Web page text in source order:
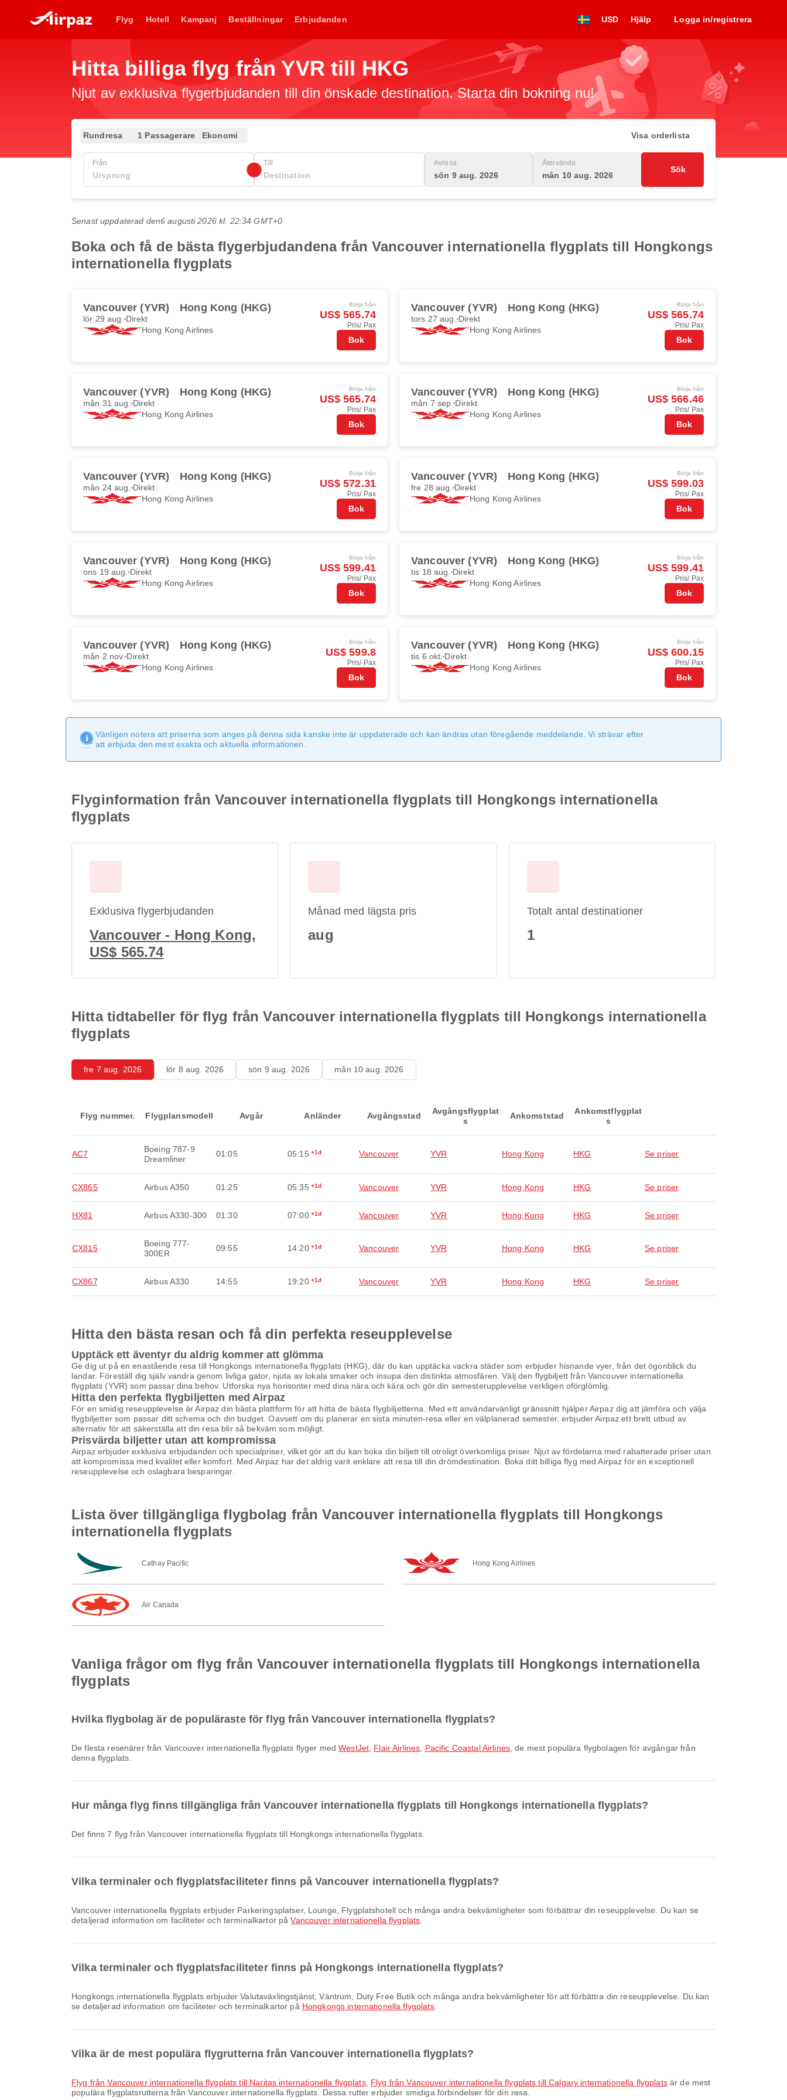
Flyg Hotell Kampanj Beställningar Erbjudanden USD Hjälp Logga in/registrera
Hitta billiga flyg från YVR till HKG
Njut av exklusiva flygerbjudanden till din önskade destination. Starta din bokning nu!
Rundresa 1 Passagerare Ekonomi Visa orderlista
Från Till Avresa
sön 9 aug. 2026
Återvända
mån 10 aug. 2026
Sök
Senast uppdaterad den6 augusti 2026 kl. 22:34 GMT+0
Boka och få de bästa flygerbjudandena från Vancouver internationella flygplats till Hongkongs
internationella flygplats
Vancouver (YVR) Hong Kong (HKG)
lör 29 aug. Direkt
Hong Kong Airlines
Börja från
US$ 565.74
Pris/ Pax
Bok
Vancouver (YVR) Hong Kong (HKG)
tors 27 aug. Direkt
Hong Kong Airlines
Börja från
US$ 565.74
Pris/ Pax
Bok
Vancouver (YVR) Hong Kong (HKG)
mån 31 aug. Direkt
Hong Kong Airlines
Börja från
US$ 565.74
Pris/ Pax
Bok
Vancouver (YVR) Hong Kong (HKG)
mån 7 sep. Direkt
Hong Kong Airlines
Börja från
US$ 566.46
Pris/ Pax
Bok
Vancouver (YVR) Hong Kong (HKG)
mån 24 aug. Direkt
Hong Kong Airlines
Börja från
US$ 572.31
Pris/ Pax
Bok
Vancouver (YVR) Hong Kong (HKG)
fre 28 aug. Direkt
Hong Kong Airlines
Börja från
US$ 599.03
Pris/ Pax
Bok
Vancouver (YVR) Hong Kong (HKG)
ons 19 aug. Direkt
Hong Kong Airlines
Börja från
US$ 599.41
Pris/ Pax
Bok
Vancouver (YVR) Hong Kong (HKG)
tis 18 aug. Direkt
Hong Kong Airlines
Börja från
US$ 599.41
Pris/ Pax
Bok
Vancouver (YVR) Hong Kong (HKG)
mån 2 nov. Direkt
Hong Kong Airlines
Börja från
US$ 599.8
Pris/ Pax
Bok
Vancouver (YVR) Hong Kong (HKG)
tis 6 okt. Direkt
Hong Kong Airlines
Börja från
US$ 600.15
Pris/ Pax
Bok
Vänligen notera att priserna som anges på denna sida kanske inte är uppdaterade och kan ändras utan föregående meddelande. Vi strävar efter
att erbjuda den mest exakta och aktuella informationen.
Flyginformation från Vancouver internationella flygplats till Hongkongs internationella
flygplats
Exklusiva flygerbjudanden
Vancouver - Hong Kong,
US$ 565.74
Månad med lägsta pris
aug
Totalt antal destinationer
1
Hitta tidtabeller för flyg från Vancouver internationella flygplats till Hongkongs internationella
flygplats
fre 7 aug. 2026 lör 8 aug. 2026 sön 9 aug. 2026 mån 10 aug. 2026
Flyg nummer. Flygplansmodell Avgår Anländer Avgångsstad
Avgångsflygplat
s
Ankomststad
Ankomstflygplat
s
AC7
Boeing 787-9
Dreamliner
01:05 05:15 +1d Vancouver YVR Hong Kong HKG Se priser
CX865 Airbus A350 01:25 05:35 +1d Vancouver YVR Hong Kong HKG Se priser
HX81 Airbus A330-300 01:30 07:00 +1d Vancouver YVR Hong Kong HKG Se priser
CX815
Boeing 777-
300ER
09:55 14:20 +1d Vancouver YVR Hong Kong HKG Se priser
CX867 Airbus A330 14:55 19:20 +1d Vancouver YVR Hong Kong HKG Se priser
Hitta den bästa resan och få din perfekta reseupplevelse
Upptäck ett äventyr du aldrig kommer att glömma
Ge dig ut på en enastående resa till Hongkongs internationella flygplats (HKG), där du kan upptäcka vackra städer som erbjuder hisnande vyer, från det ögonblick du
landar. Föreställ dig själv vandra genom livliga gator, njuta av lokala smaker och insupa den distinkta atmosfären. Välj den flygbiljett från Vancouver internationella
flygplats (YVR) som passar dina behov. Utforska nya horisonter med dina nära och kära och gör din semesterupplevelse verkligen oförglömlig.
Hitta den perfekta flygbiljetten med Airpaz
För en smidig reseupplevelse är Airpaz din bästa plattform för att hitta de bästa flygbiljetterna. Med ett användarvänligt gränssnitt hjälper Airpaz dig att jämföra och välja
flygbiljetter som passar ditt schema och din budget. Oavsett om du planerar en sista minuten-resa eller en välplanerad semester, erbjuder Airpaz ett brett utbud av
alternativ för att säkerställa att din resa blir så bekväm som möjligt.
Prisvärda biljetter utan att kompromissa
Airpaz erbjuder exklusiva erbjudanden och specialpriser, vilket gör att du kan boka din biljett till otroligt överkomliga priser. Njut av fördelarna med rabatterade priser utan
att kompromissa med kvalitet eller komfort. Med Airpaz har det aldrig varit enklare att resa till din drömdestination. Boka ditt billiga flyg med Airpaz för en exceptionell
reseupplevelse och oslagbara besparingar.
Lista över tillgängliga flygbolag från Vancouver internationella flygplats till Hongkongs
internationella flygplats
Cathay Pacific Hong Kong Airlines
Air Canada
Vanliga frågor om flyg från Vancouver internationella flygplats till Hongkongs internationella
flygplats
Hvilka flygbolag är de populäraste för flyg från Vancouver internationella flygplats?
De flesta resenärer från Vancouver internationella flygplats flyger medWestJet Flair Airlines Pacific Coastal Airlines, de mest populära flygbolagen för avgångar från
denna flygplats.
Hur många flyg finns tillgängliga från Vancouver internationella flygplats till Hongkongs internationella flygplats?
Det finns 7 flyg från Vancouver internationella flygplats till Hongkongs internationella flygplats.
Vilka terminaler och flygplatsfaciliteter finns på Vancouver internationella flygplats?
Vancouver internationella flygplats erbjuder Parkeringsplatser, Lounge, Flygplatshotell och många andra bekvämligheter som förbättrar din reseupplevelse. Du kan se
detaljerad information om faciliteter och terminalkartor påVancouver internationella flygplats
Vilka terminaler och flygplatsfaciliteter finns på Hongkongs internationella flygplats?
Hongkongs internationella flygplats erbjuder Valutaväxlingstjänst, Väntrum, Duty Free Butik och många andra bekvämligheter för att förbättra din reseupplevelse. Du kan
se detaljerad information om faciliteter och terminalkartor på Hongkongs internationella flygplats.
Vilka är de mest populära flygrutterna från Vancouver internationella flygplats?
Flyg från Vancouver internationella flygplats till Naritas internationella flygplats, Flyg från Vancouver internationella flygplats till Calgary internationella flygplatsär de mest
populära flygplatsrutterna från Vancouver internationella flygplats. Dessa rutter erbjuder smidiga förbindelser för din resa.